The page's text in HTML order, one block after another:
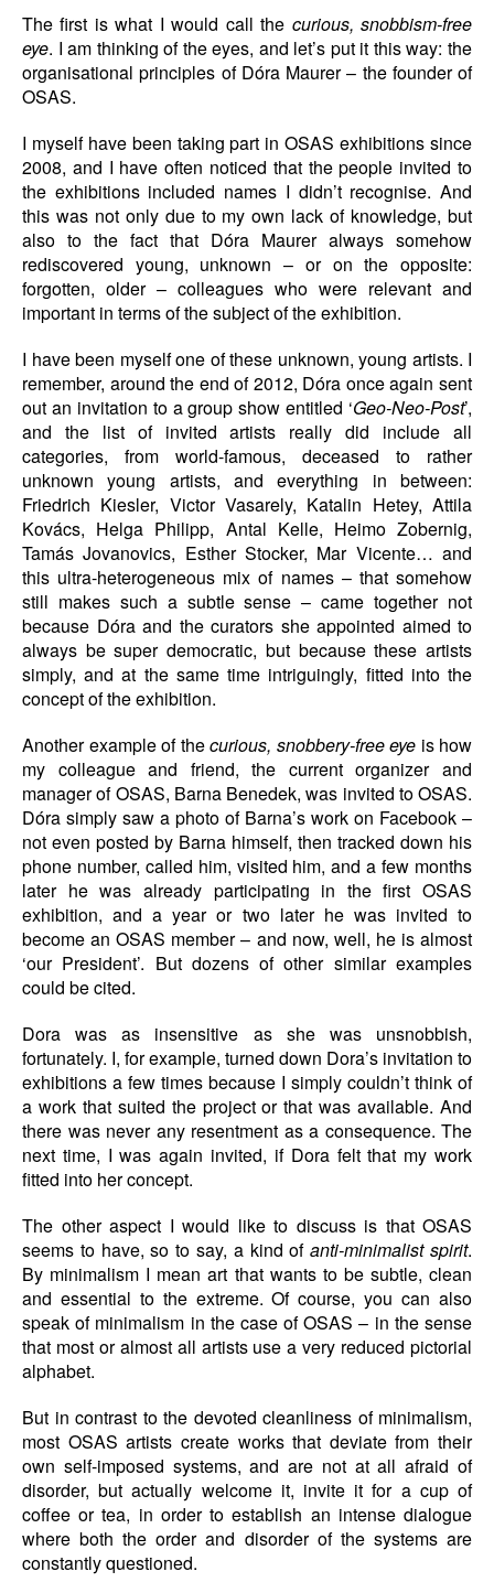
The first is what I would call the curious, snobbism-free
eye. I am thinking of the eyes, and let’s put it this way: the
organisational principles of Dóra Maurer – the founder of
OSAS.
I myself have been taking part in OSAS exhibitions since
2008, and I have often noticed that the people invited to
the exhibitions included names I didn’t recognise. And
this was not only due to my own lack of knowledge, but
also to the fact that Dóra Maurer always somehow
rediscovered young, unknown – or on the opposite:
forgotten, older – colleagues who were relevant and
important in terms of the subject of the exhibition.
I have been myself one of these unknown, young artists. I
remember, around the end of 2012, Dóra once again sent
out an invitation to a group show entitled ‘Geo-Neo-Post’,
and the list of invited artists really did include all
categories, from world-famous, deceased to rather
unknown young artists, and everything in between:
Friedrich Kiesler, Victor Vasarely, Katalin Hetey, Attila
Kovács, Helga Philipp, Antal Kelle, Heimo Zobernig,
Tamás Jovanovics, Esther Stocker, Mar Vicente… and
this ultra-heterogeneous mix of names – that somehow
still makes such a subtle sense – came together not
because Dóra and the curators she appointed aimed to
always be super democratic, but because these artists
simply, and at the same time intriguingly, fitted into the
concept of the exhibition.
Another example of thecurious, snobbery-free eye is how
my colleague and friend, the current organizer and
manager of OSAS, Barna Benedek, was invited to OSAS.
Dóra simply saw a photo of Barna’s work on Facebook –
not even posted by Barna himself, then tracked down his
phone number, called him, visited him, and a few months
later he was already participating in the first OSAS
exhibition, and a year or two later he was invited to
become an OSAS member – and now, well, he is almost
‘our President’. But dozens of other similar examples
could be cited.
Dora was as insensitive as she was unsnobbish,
fortunately. I, for example, turned down Dora’s invitation to
exhibitions a few times because I simply couldn’t think of
a work that suited the project or that was available. And
there was never any resentment as a consequence. The
next time, I was again invited, if Dora felt that my work
fitted into her concept.
The other aspect I would like to discuss is that OSAS
seems to have, so to say, a kind ofanti-minimalist spirit.
By minimalism I mean art that wants to be subtle, clean
and essential to the extreme. Of course, you can also
speak of minimalism in the case of OSAS – in the sense
that most or almost all artists use a very reduced pictorial
alphabet.
But in contrast to the devoted cleanliness of minimalism,
most OSAS artists create works that deviate from their
own self-imposed systems, and are not at all afraid of
disorder, but actually welcome it, invite it for a cup of
coffee or tea, in order to establish an intense dialogue
where both the order and disorder of the systems are
constantly questioned.